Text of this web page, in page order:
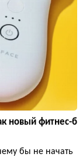
новый фитнес-б
бы не начать